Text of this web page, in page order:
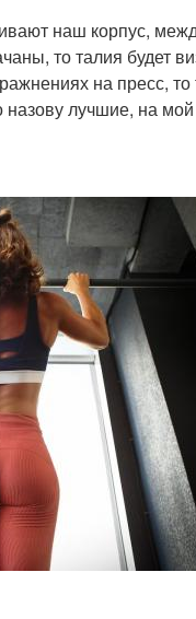
наш корпус,
то талия будет
на пресс, то
лучшие, на